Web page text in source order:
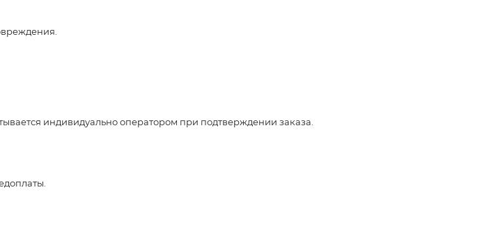
индивидуально оператором при подтверждении заказа.